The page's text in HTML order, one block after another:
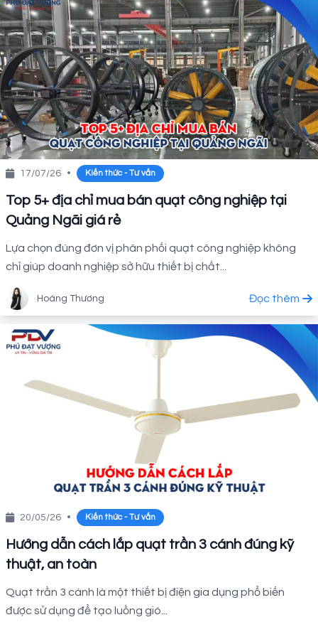
17/07/26 • Kiến thức - Tư vấn
Top 5+ địa chỉ mua bán quạt công nghiệp tại
Quảng Ngãi giá rẻ
Lựa chọn đúng đơn vị phân phối quạt công nghiệp không
chỉ giúp doanh nghiệp sở hữu thiết bị chất...
Hoàng Thương Đọc thêm
20/05/26 • Kiến thức - Tư vấn
Hướng dẫn cách lắp quạt trần 3 cánh đúng kỹ
thuật, an toàn
Quạt trần 3 cánh là một thiết bị điện gia dụng phổ biến
được sử dụng để tạo luồng gió...